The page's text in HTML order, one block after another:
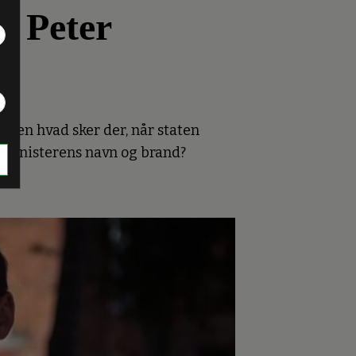
Peter
hvad sker der, når staten
navn og brand?